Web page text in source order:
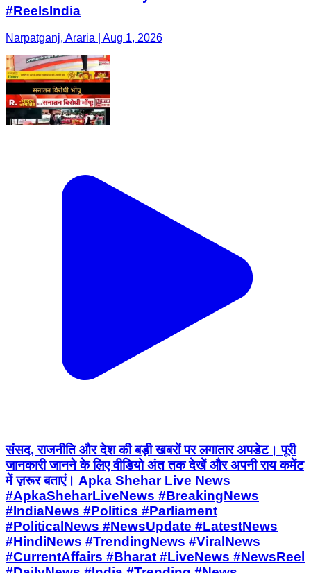
#ReelsIndia
Narpatganj, Araria | Aug 1, 2026
संसद, राजनीति और देश की बड़ी खबरों पर लगातार अपडेट। पूरी
जानकारी जानने के लिए वीडियो अंत तक देखें और अपनी राय कमेंट
में ज़रूर बताएं। Apka Shehar Live News
#ApkaSheharLiveNews #BreakingNews
#IndiaNews #Politics #Parliament
#PoliticalNews #NewsUpdate #LatestNews
#HindiNews #TrendingNews #ViralNews
#CurrentAffairs #Bharat #LiveNews #NewsReel